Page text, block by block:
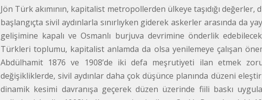
Jön Türk akımının, kapitalist metropollerden ülkeye taşıdığı
başlangıçta sivil aydınlarla sınırlıyken giderek askerler arasında da
gelişimine kapalı ve Osmanlı burjuva devrimine önderlik
Türkleri toplumu, kapitalist anlamda da olsa yenilemeye çalışan
Abdülhamit 1876 ve 1908’de iki defa meşrutiyeti ilan etmek
değişikliklerde, sivil aydınlar daha çok düşünce planında düzeni
dinamik kesimi davranışa geçerek düzen üzerinde fiili baskı